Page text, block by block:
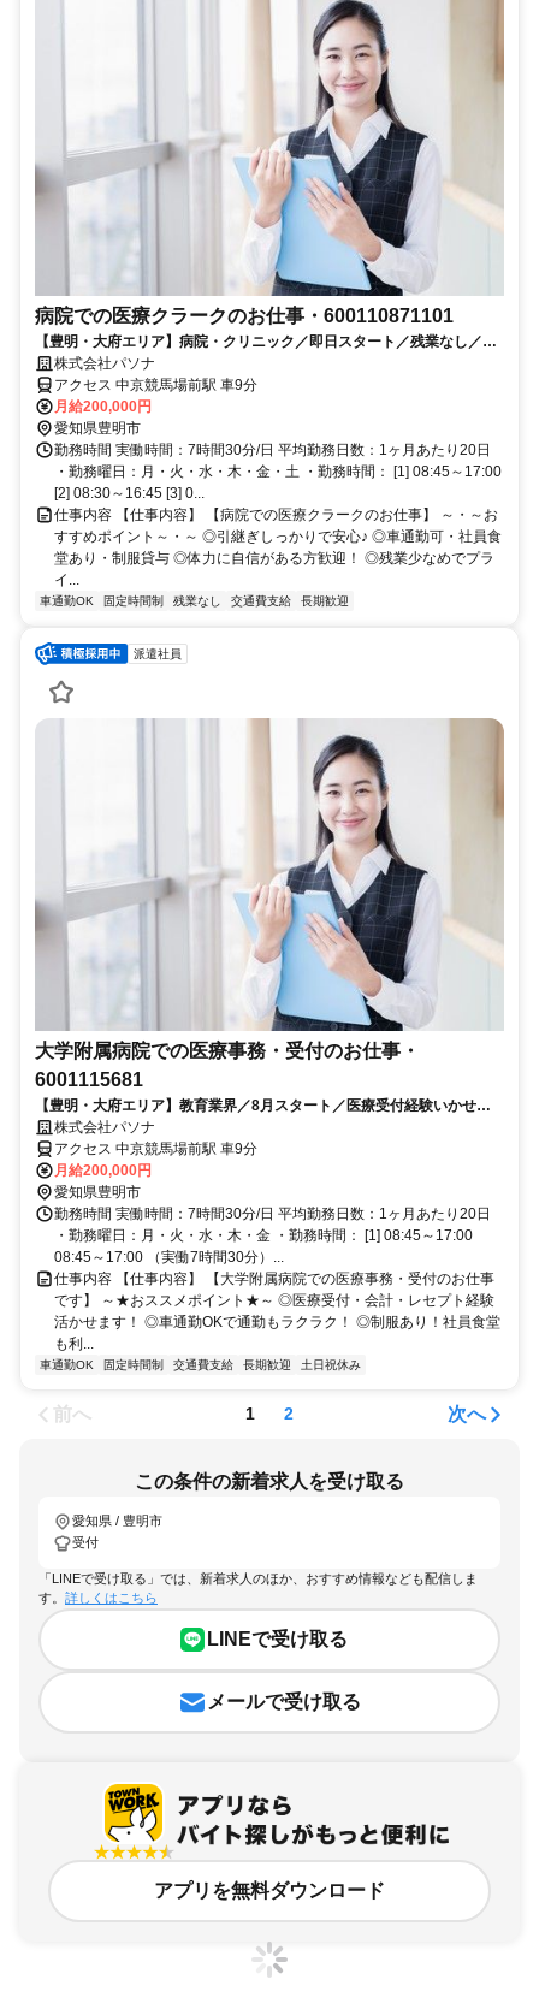
病院での医療クラークのお仕事・600110871101
【豊明・大府エリア】病院・クリニック／即日スタート／残業なし／医
療事務のお仕事です
株式会社パソナ
アクセス 中京競馬場前駅 車9分
月給200,000円
愛知県豊明市
勤務時間 実働時間：7時間30分/日 平均勤務日数：1ヶ月あたり20日
・勤務曜日：月・火・水・木・金・土 ・勤務時間： [1] 08:45～17:00
[2] 08:30～16:45 [3] 0...
仕事内容 【仕事内容】 【病院での医療クラークのお仕事】 ～・～お
すすめポイント～・～ ◎引継ぎしっかりで安心♪ ◎車通勤可・社員食
堂あり・制服貸与 ◎体力に自信がある方歓迎！ ◎残業少なめでプラ
イ...
車通勤OK 固定時間制 残業なし 交通費支給 長期歓迎
派遣社員
大学附属病院での医療事務・受付のお仕事・
6001115681
【豊明・大府エリア】教育業界／8月スタート／医療受付経験いかせま
す／残業少なめのお仕事です
株式会社パソナ
アクセス 中京競馬場前駅 車9分
月給200,000円
愛知県豊明市
勤務時間 実働時間：7時間30分/日 平均勤務日数：1ヶ月あたり20日
・勤務曜日：月・火・水・木・金 ・勤務時間： [1] 08:45～17:00
08:45～17:00 （実働7時間30分）...
仕事内容 【仕事内容】 【大学附属病院での医療事務・受付のお仕事
です】 ～★おススメポイント★～ ◎医療受付・会計・レセプト経験
活かせます！ ◎車通勤OKで通勤もラクラク！ ◎制服あり！社員食堂
も利...
車通勤OK 固定時間制 交通費支給 長期歓迎 土日祝休み
前へ 1 2 次へ
この条件の新着求人を受け取る
愛知県 / 豊明市
受付
「LINEで受け取る」では、新着求人のほか、おすすめ情報なども配信しま
す。 詳しくはこちら
LINEで受け取る
メールで受け取る
アプリを無料ダウンロード